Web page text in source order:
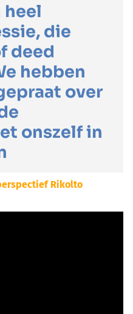
heel
die
deed
hebben
over
onszelf in
Rikolto